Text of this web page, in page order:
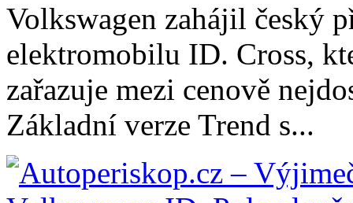
Volkswagen zahájil český
elektromobilu ID. Cross,
zařazuje mezi cenově
Základní verze Trend s...